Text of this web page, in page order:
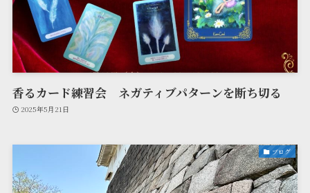
香るカード練習会 ネガティブパターンを断ち切る
2025年5月21日
ブログ